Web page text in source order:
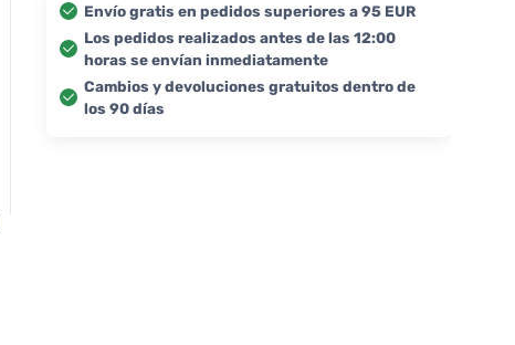
Envío gratis en pedidos superiores a 95 EUR
Los pedidos realizados antes de las 12:00
horas se envían inmediatamente
Cambios y devoluciones gratuitos dentro de
los 90 días